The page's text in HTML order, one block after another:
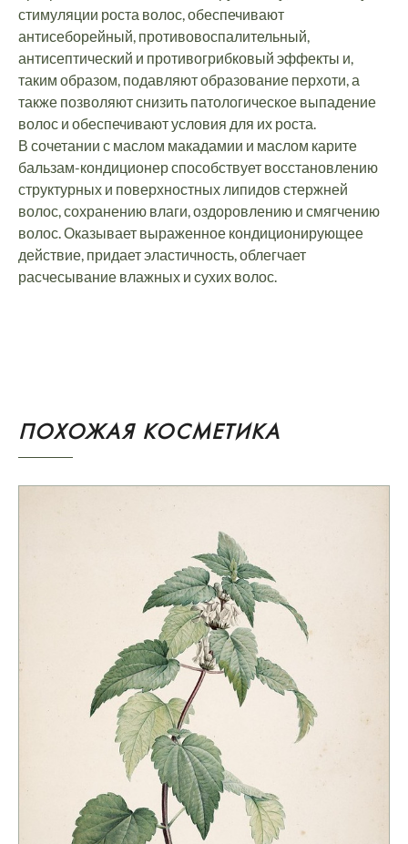
стимуляции роста волос, обеспечивают
антисеборейный, противовоспалительный,
антисептический и противогрибковый эффекты и,
таким образом, подавляют образование перхоти, а
также позволяют снизить патологическое выпадение
волос и обеспечивают условия для их роста.
В сочетании с маслом макадамии и маслом карите
бальзам-кондиционер способствует восстановлению
структурных и поверхностных липидов стержней
волос, сохранению влаги, оздоровлению и смягчению
волос. Оказывает выраженное кондиционирующее
действие, придает эластичность, облегчает
расчесывание влажных и сухих волос.
ПОХОЖАЯ КОСМЕТИКА